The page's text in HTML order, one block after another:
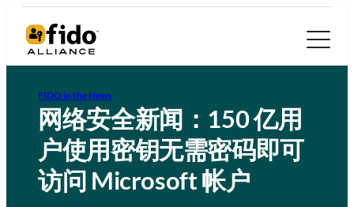
FIDO in the News
网络安全新闻：150 亿用
户使用密钥无需密码即可
访问 Microsoft 帐户